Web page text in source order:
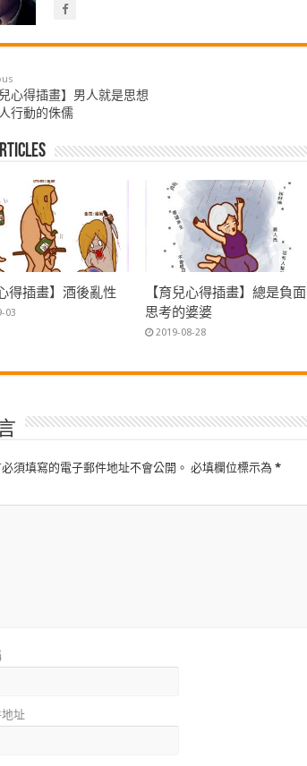
兒心得插畫】男人就是思想
行動的侏儒
得插畫】酒後亂性
03
【育兒心得插畫】總是負面
思考的婆婆
2019-08-28
須填寫的電子郵件地址不會公開。 必填欄位標示為 *
址